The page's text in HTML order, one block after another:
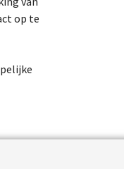
op te